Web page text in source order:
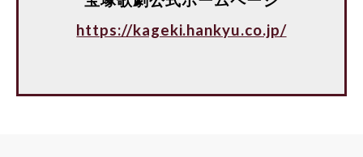
https://kageki.hankyu.co.jp/